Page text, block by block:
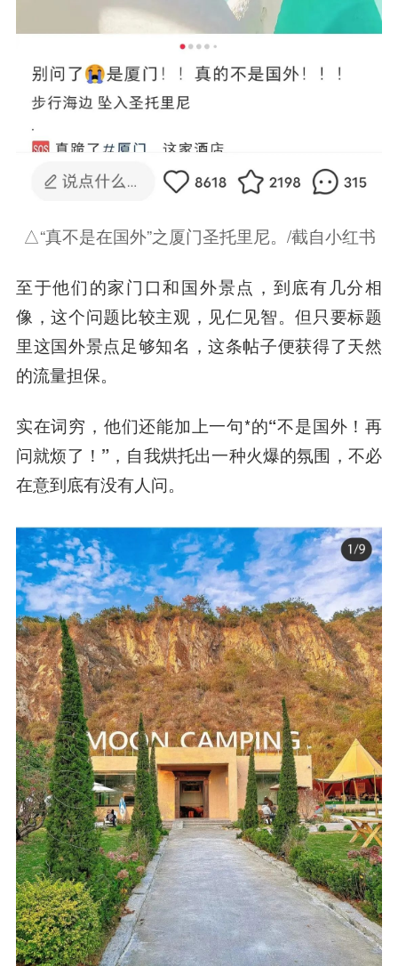
△“真不是在国外”之厦门圣托里尼。/截自小红书
至于他们的家门口和国外景点，到底有几分相
像，这个问题比较主观，见仁见智。但只要标题
里这国外景点足够知名，这条帖子便获得了天然
的流量担保。
实在词穷，他们还能加上一句*的“不是国外！再
问就烦了！”，自我烘托出一种火爆的氛围，不必
在意到底有没有人问。